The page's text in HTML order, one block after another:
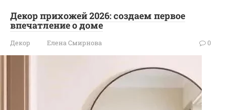
Декор прихожей 2026: создаем первое
впечатление о доме
Декор Елена Смирнова 0